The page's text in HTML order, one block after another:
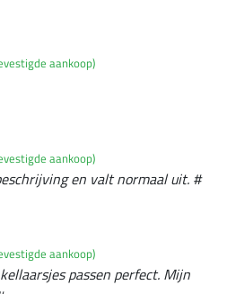
aankoop)
aankoop)
en valt normaal uit. #
aankoop)
passen perfect. Mijn